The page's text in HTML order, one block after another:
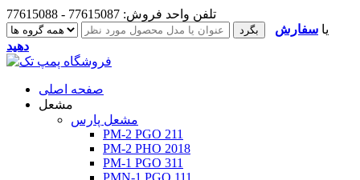
تلفن واحد فروش: 77615087 - 77615088
یا سفارش
دهید
صفحه اصلی
مشعل
مشعل پارس
PM-2 PGO 211
PM-2 PHO 2018
PM-1 PGO 311
PMN-1 PGO 111